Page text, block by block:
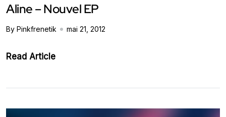
Aline – Nouvel EP
By Pinkfrenetik mai 21, 2012
Read Article